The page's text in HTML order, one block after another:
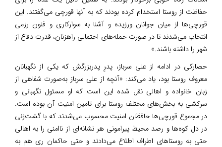
حفاظت از روستا استخدام کرده بودند که به آنها قورچی می‌گفتند. این
قورچی‌ها از میان جوانان ورزیده و آشنا به سوارکاری و فنون‌ رزمی
انتخاب می‌شدند تا در صورت حمله‌های احتمالی راهزنان، قدرت دفاع از
شهر را داشته باشند.»
حصارکی در ادامه از علی سرباز، پدرِ پدربزرگش که یکی از نگهبانان
معروف روستا بود، یاد می‌کند: «آنچه از علی سرباز به‌صورت شفاهی از
زبان خانواده و اهالی نقل شده این است که او مسئول نگهبانی و
سرکشی به بخش‌های مختلف روستا برای تامین امنیت آن بوده است.
در مجموع قورچی‌ها حافظان امنیت محسوب می‌شدند که با گشت‌زنی
در دل کوه‌ها و رصد محیط پیرامونی هر نشانه‌ای از ناامنی را به اهالی
حتی به روستاهای اطراف اطلاع می‌دادند و حتی حاکمان ری هم به